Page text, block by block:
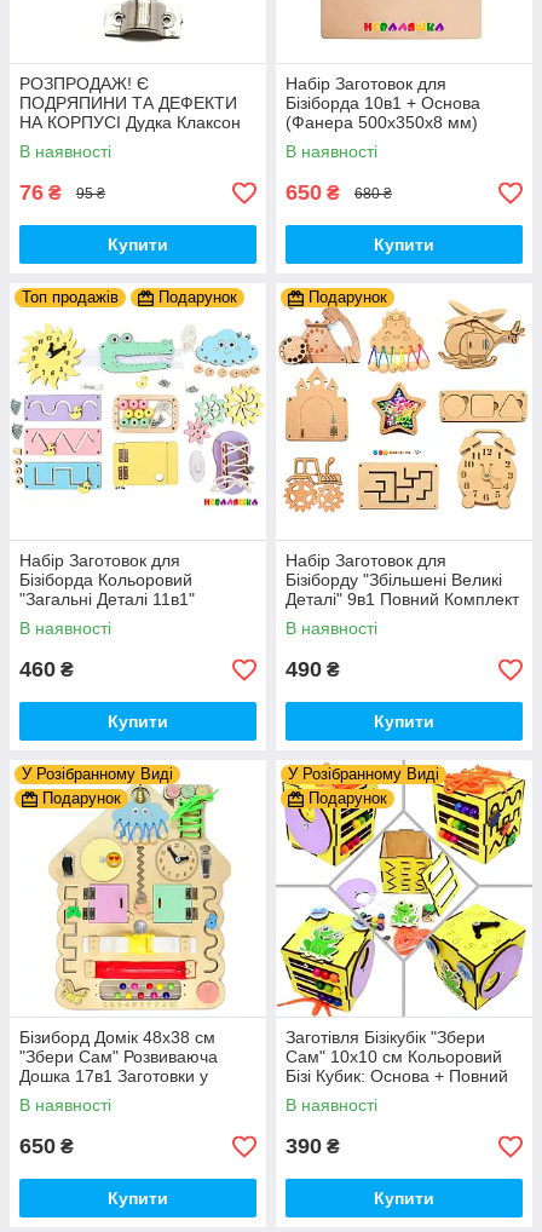
РОЗПРОДАЖ! Є
ПОДРЯПИНИ ТА ДЕФЕКТИ
НА КОРПУСІ Дудка Клаксон
для Велосипедів 14 см Фа-
Фа Пластик + Гума
В наявності
76 ₴ 95 ₴
Купити
Набір Заготовок для
Бізіборда 10в1 + Основа
(Фанера 500x350x8 мм)
Базові Деталі, Весь Комплект
- Собери Сам
В наявності
650 ₴ 680 ₴
Купити
Топ продажів Подарунок
Набір Заготовок для
Бізіборда Кольоровий
"Загальні Деталі 11в1"
Базовий Комплект (+Клей,
Шурупи) Набiр Заготівель
В наявності
460 ₴
Купити
Подарунок
Набір Заготовок для
Бізіборду "Збільшені Великі
Деталі" 9в1 Повний Комплект
+ Всі Кріплення
В наявності
490 ₴
Купити
У Розібранному Виді
Подарунок
Бізиборд Домік 48x38 см
"Збери Сам" Розвиваюча
Дошка 17в1 Заготовки у
Разобранному вигляді +
Деталі та Фарба
В наявності
650 ₴
Купити
У Розібранному Виді
Подарунок
Заготівля Бізікубік "Збери
Сам" 10х10 см Кольоровий
Бізі Кубик: Основа + Повний
Комплект (в Розібраному
Виді) Кубік Бізи, Жовтий
В наявності
390 ₴
Купити